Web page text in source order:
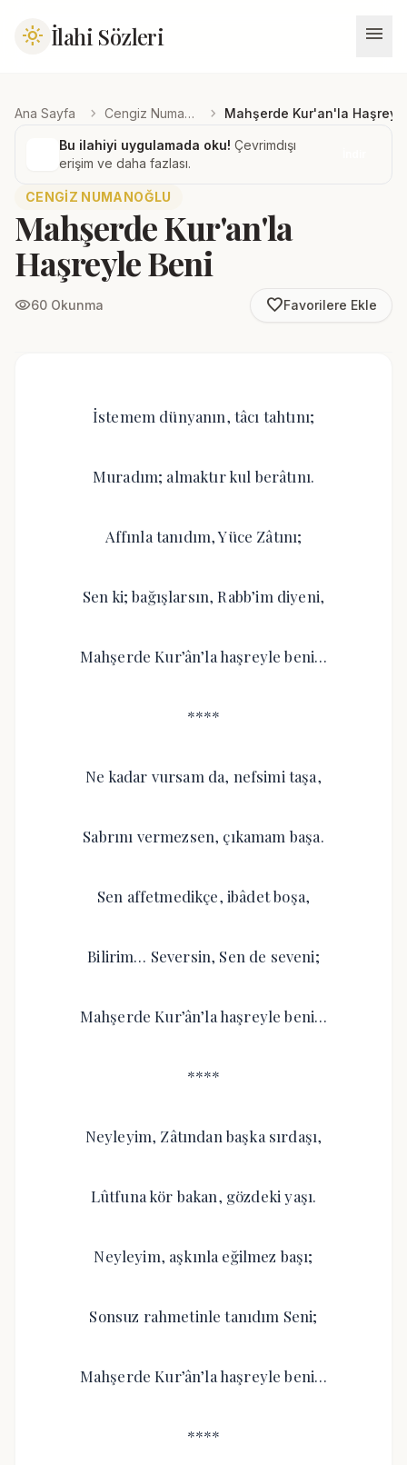
light_mode İlahi Sözleri menu
Ana Sayfa chevron_right Cengiz Numanoğlu chevron_right Mahşerde Kur'an'la
Bu ilahiyi uygulamada oku! Çevrimdışı
erişim ve daha fazlası.
CENGIZ NUMANOĞLU
Mahşerde Kur'an'la
Haşreyle Beni
visibility60 Okunma favorite_borderFavorilere Ekle
İstemem dünyanın, tâcı tahtını;
Muradım; almaktır kul berâtını.
Affınla tanıdım, Yüce Zâtını;
Sen ki; bağışlarsın, Rabb’im diyeni,
Mahşerde Kur’ân’la haşreyle beni…
****
Ne kadar vursam da, nefsimi taşa,
Sabrını vermezsen, çıkamam başa.
Sen affetmedikçe, ibâdet boşa,
Bilirim… Seversin, Sen de seveni;
Mahşerde Kur’ân’la haşreyle beni…
****
Neyleyim, Zâtından başka sırdaşı,
Lûtfuna kör bakan, gözdeki yaşı.
Neyleyim, aşkınla eğilmez başı;
Sonsuz rahmetinle tanıdım Seni;
Mahşerde Kur’ân’la haşreyle beni…
****